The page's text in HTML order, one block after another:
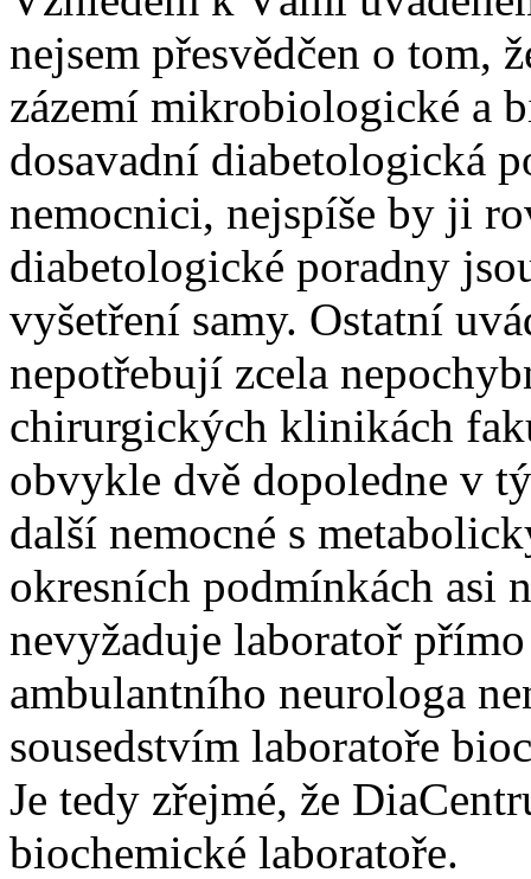
nejsem přesvědčen o tom,
zázemí mikrobiologické a
dosavadní diabetologická
nemocnici, nejspíše by ji
diabetologické poradny
vyšetření samy. Ostatní
nepotřebují zcela
chirurgických klinikách
obvykle dvě dopoledne v
další nemocné s
okresních podmínkách asi
nevyžaduje laboratoř
ambulantního neurologa
sousedstvím laboratoře
Je tedy zřejmé, že
biochemické laboratoře.